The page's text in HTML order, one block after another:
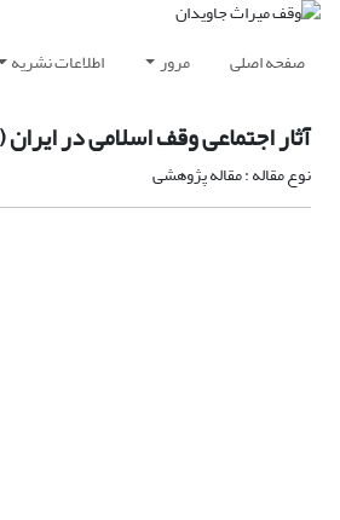
صفحه اصلی مرور اطلاعات نشریه
آثار اجتماعی وقف اسلامی در
نوع مقاله : مقاله پژوهشی